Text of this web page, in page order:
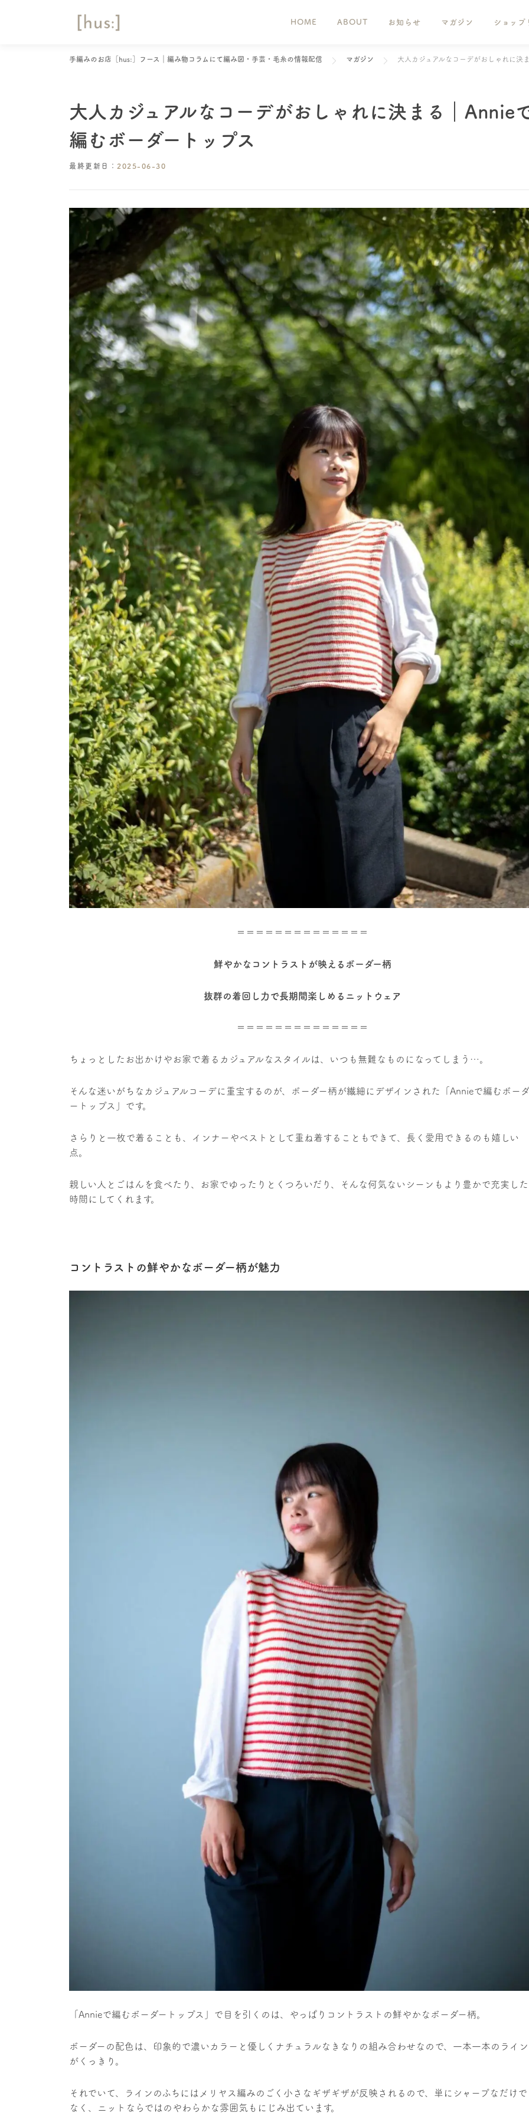
HOME ABOUT お知らせ マガジン ショップ
手編みのお店［hus:］フース｜編み物コラムにて編み図・手芸・毛糸の情報配信 マガジン 大人カジュアルなコーデがおしゃれに決
大人カジュアルなコーデがおしゃれに決まる｜Annie
編むボーダートップス
最終更新日： 2025-06-30
＝＝＝＝＝＝＝＝＝＝＝＝＝＝
鮮やかなコントラストが映えるボーダー柄
抜群の着回し力で長期間楽しめるニットウェア
＝＝＝＝＝＝＝＝＝＝＝＝＝＝
ちょっとしたお出かけやお家で着るカジュアルなスタイルは、いつも無難なものになってしまう…。
そんな迷いがちなカジュアルコーデに重宝するのが、ボーダー柄が繊細にデザインされた「Annieで編むボー
ートップス」です。
さらりと一枚で着ることも、インナーやベストとして重ね着することもできて、長く愛用できるのも嬉しい
点。
親しい人とごはんを食べたり、お家でゆったりとくつろいだり、そんな何気ないシーンもより豊かで充実した
時間にしてくれます。
コントラストの鮮やかなボーダー柄が魅力
「Annieで編むボーダートップス」で目を引くのは、やっぱりコントラストの鮮やかなボーダー柄。
ボーダーの配色は、印象的で濃いカラーと優しくナチュラルなきなりの組み合わせなので、一本一本のライン
がくっきり。
それでいて、ラインのふちにはメリヤス編みのごく小さなギザギザが反映されるので、単にシャープなだけで
なく、ニットならではのやわらかな雰囲気もにじみ出ています。